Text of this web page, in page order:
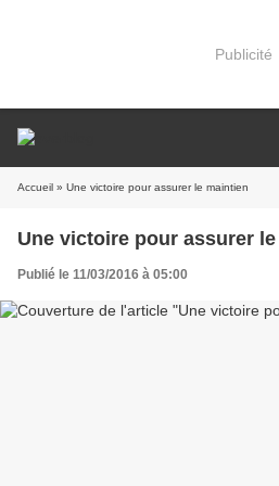
Publicité
Accueil » Une victoire pour assurer le maintien
Une victoire pour assurer
Publié le 11/03/2016 à 05:00